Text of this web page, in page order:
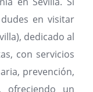
en visitar
dedicado al
con servicios
prevención,
ofreciendo un